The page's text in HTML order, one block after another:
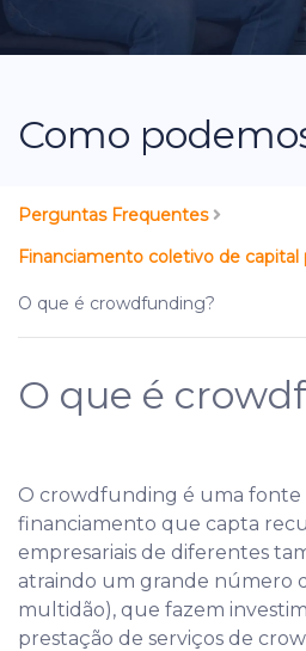
Como
Perguntas Frequentes
Financiamento coletivo de capital
O que é crowdfunding?
O que é
O crowdfunding é uma fonte
financiamento que capta
empresariais de diferentes
atraindo um grande número
multidão), que fazem
prestação de serviços de